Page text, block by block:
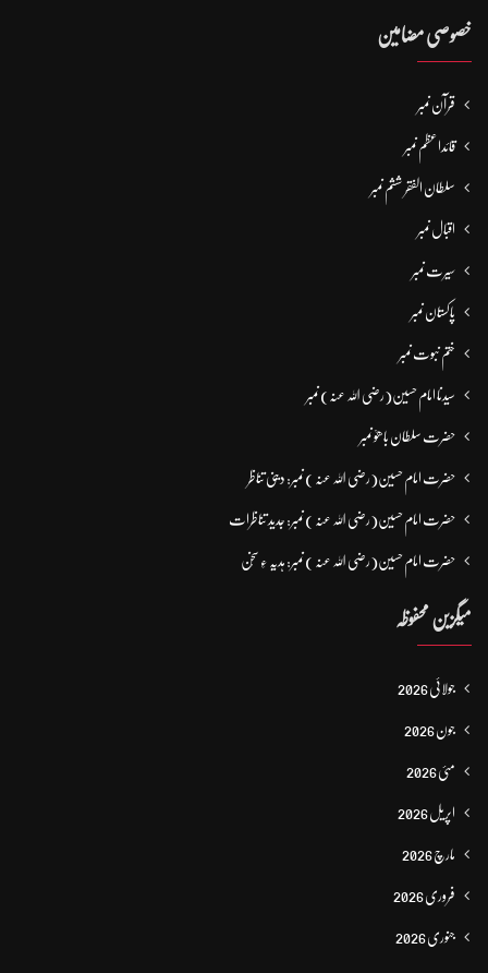
خصوصی مضامین
قرآن نمبر
قائداعظم نمبر
سلطان الفقر ششم نمبر
اقبال نمبر
سیرت نمبر
پاکستان نمبر
ختم نبوت نمبر
سیدنا امام حسین(رضی اللہ عنہ) نمبر
حضرت سلطان باھوؒ نمبر
حضرت امام حسین(رضی اللہ عنہ ) نمبر: دینی تناظر
حضرت امام حسین(رضی اللہ عنہ ) نمبر: جدید تناظرات
حضرت امام حسین(رضی اللہ عنہ ) نمبر: ہدیہ ءِ سُخن
میگزین محفوظہ
جولائی 2026
جون 2026
مئی 2026
اپریل 2026
مارچ 2026
فروری 2026
جنوری 2026